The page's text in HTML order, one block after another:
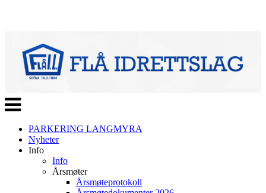
Veksle
navigasjon
PARKERING LANGMYRA
Nyheter
Info
Info
Årsmøter
Årsmøteprotokoll